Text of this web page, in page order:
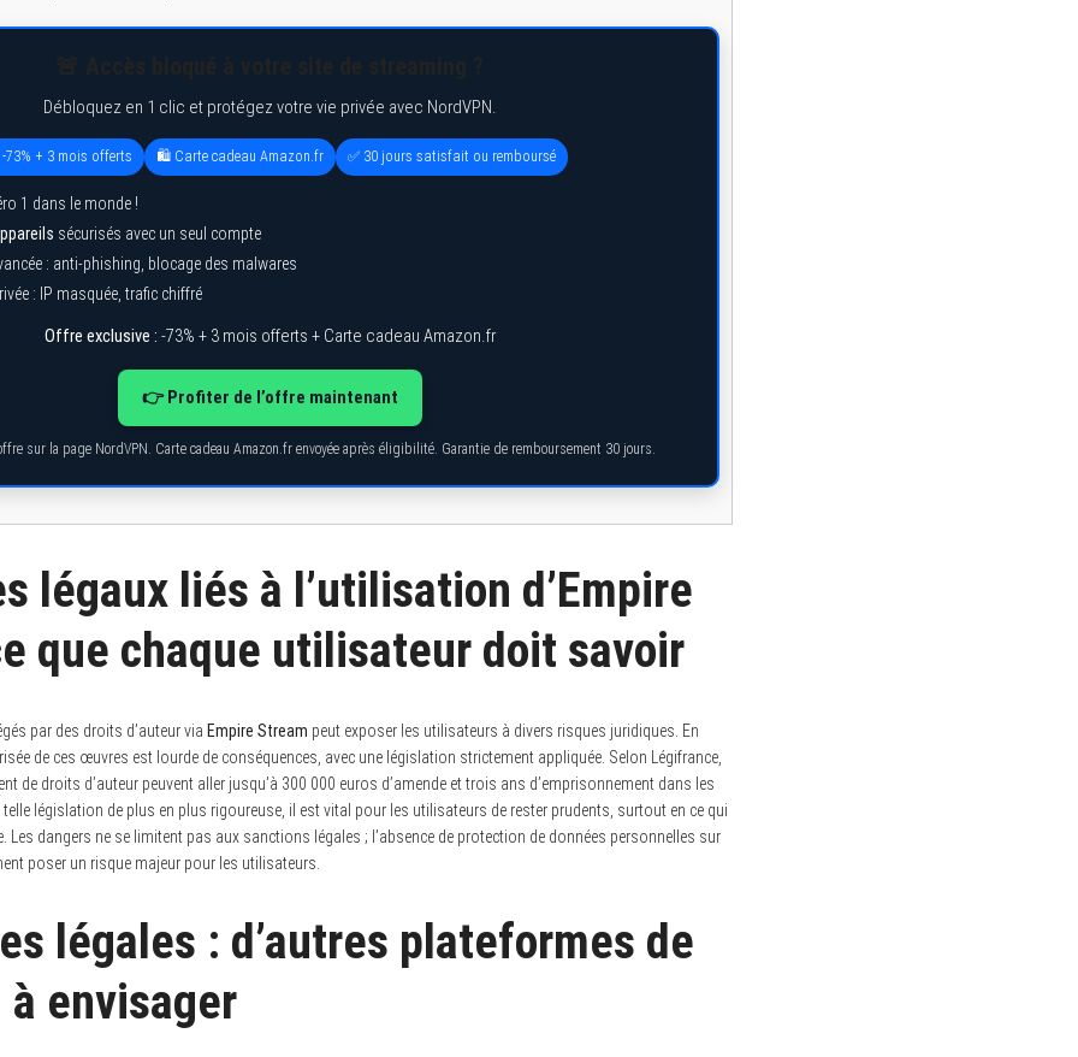
Débloquez en 1 clic et protégez votre vie privée avec NordVPN.
73% + 3 mois offerts 🛍️ Carte cadeau Amazon.fr ✅ 30 jours satisfait ou remboursé
1 dans le monde !
sécurisés avec un seul compte
: anti-phishing, blocage des malwares
: IP masquée, trafic chiffré
Offre exclusive : -73% + 3 mois offerts + Carte cadeau Amazon.fr
👉 Profiter de l’offre maintenant
sur la page NordVPN. Carte cadeau Amazon.fr envoyée après éligibilité. Garantie de remboursement 30 jours.
légaux liés à l’utilisation d’Empire
que chaque utilisateur doit savoir
par des droits d’auteur via Empire Stream peut exposer les utilisateurs à divers risques juridiques. En
de ces œuvres est lourde de conséquences, avec une législation strictement appliquée. Selon Légifrance,
de droits d’auteur peuvent aller jusqu’à 300 000 euros d’amende et trois ans d’emprisonnement dans les
législation de plus en plus rigoureuse, il est vital pour les utilisateurs de rester prudents, surtout en ce qui
Les dangers ne se limitent pas aux sanctions légales ; l’absence de protection de données personnelles sur
poser un risque majeur pour les utilisateurs.
légales : d’autres plateformes de
envisager